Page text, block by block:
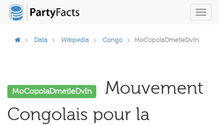
Data Wikipedia Congo MoCopolaDmetleDvIn
MoCopolaDmetleDvIn
Mouvement
Congolais pour la